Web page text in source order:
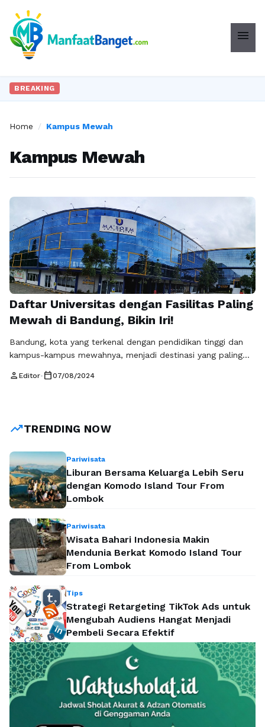
menu
BREAKING
Home / Kampus Mewah
Kampus Mewah
Daftar Universitas dengan Fasilitas Paling
Mewah di Bandung, Bikin Iri!
Bandung, kota yang terkenal dengan pendidikan tinggi dan
kampus-kampus mewahnya, menjadi destinasi yang paling
mereka dengan fasilitas terbaik. Berikut adalah beberapa
Tel-U, adalah …Baca Selengkapnya
person Editor• calendar_today07/08/2024
trending_upTRENDING NOW
Pariwisata
Liburan Bersama Keluarga Lebih Seru
dengan Komodo Island Tour From
Lombok
Pariwisata
Wisata Bahari Indonesia Makin
Mendunia Berkat Komodo Island Tour
From Lombok
Tips
Strategi Retargeting TikTok Ads untuk
Mengubah Audiens Hangat Menjadi
Pembeli Secara Efektif